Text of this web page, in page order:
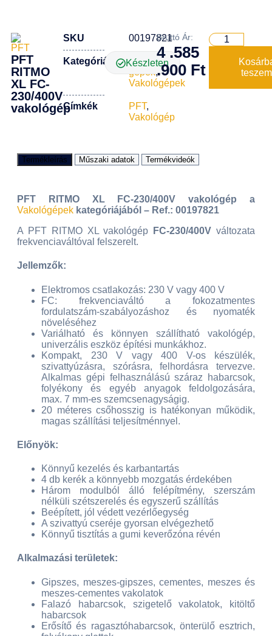
PFT
RITMO
XL FC-
230/400V
vakológép
SKU 00197821
Kategóriák
Építőipari
gépek,
Vakológépek
Címkék PFT,
Vakológép
Készleten
Bruttó Ár:
4 .585
.900 Ft
teszem
Termékleírás Műszaki adatok Termékvideók
PFT RITMO XL FC-230/400V vakológép a
Vakológépek kategóriájából – Ref.: 00197821
A PFT RITMO XL vakológép
FC-230/400Vváltozata
frekvenciaváltóval felszerelt.
Jellemzők:
Elektromos csatlakozás: 230 V vagy 400 V
FC: frekvenciaváltó a fokozatmentes
fordulatszám-szabályozáshoz és nyomaték
növeléséhez
Variálható és könnyen szállítható vakológép,
univerzális eszköz építési munkákhoz.
Kompakt, 230 V vagy 400 V-os készülék,
szivattyúzásra, szórásra, felhordásra tervezve.
Alkalmas gépi felhasználású száraz habarcsok,
folyékony és egyéb anyagok feldolgozására,
max. 7 mm-es szemcsenagyságig.
20 méteres csőhosszig is hatékonyan működik,
magas szállítási teljesítménnyel.
Előnyök:
Könnyű kezelés és karbantartás
4 db kerék a könnyebb mozgatás érdekében
Három modulból álló felépítmény, szerszám
nélküli szétszerelés és egyszerű szállítás
Beépített, jól védett vezérlőegység
A szivattyú cseréje gyorsan elvégezhető
Könnyű tisztítás a gumi keverőzóna révén
Alkalmazási területek:
Gipszes, meszes-gipszes, cementes, meszes és
meszes-cementes vakolatok
Falazó habarcsok, szigetelő vakolatok, kitöltő
habarcsok
Erősítő és ragasztóhabarcsok, önterülő esztrich,